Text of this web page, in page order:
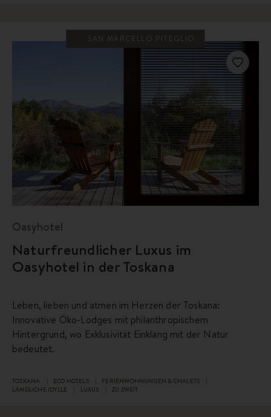
SAN MARCELLO PITEGLIO
Oasyhotel
Naturfreundlicher Luxus im
Oasyhotel in der Toskana
Leben, lieben und atmen im Herzen der Toskana:
Innovative Öko-Lodges mit philanthropischem
Hintergrund, wo Exklusivität Einklang mit der Natur
bedeutet.
TOSKANA ECO HOTELS
FERIENWOHNUNGEN & CHALETS
LÄNDLICHE IDYLLE
LUXUS ZU ZWEIT